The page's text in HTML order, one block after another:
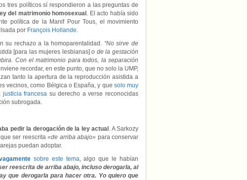
tres políticos sí respondieron a las preguntas de
del matrimonio homosexual . El acto había sido
política de la Manif Pour Tous, el movimiento
por François Hollande.
su rechazo a la homoparentalidad. “No sirve de
[para las mujeres lesbianas] o de la gestación
Con el matrimonio para todos, la separación
recordar, en este punto, que no solo la UMP,
tanto la apertura de la reproducción asistida a
vecinos, como Bélgica o España, y que solo muy
justicia francesa su derecho a verse reconocidas
subrogada.
pedir la derogación de la ley actual . A Sarkozy
ser reescrita«de arriba abajo» para conservar
puedan adoptar.
sobre este tema, algo que le habían
reescrita de arriba abajo, incluso derogarla, al
que derogarla para hacer otra. Yo quiero que